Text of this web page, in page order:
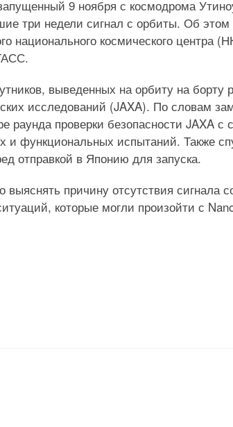
9 ноября с космодрома
три недели сигнал с орбиты. Об этом
национального космического
выведенных на орбиту на борту
исследований (JAXA). По словам
раунда проверки безопасности JAXA
и функциональных испытаний. Также
отправкой в Японию для запуска.
причину отсутствия сигнала
которые могли произойти с